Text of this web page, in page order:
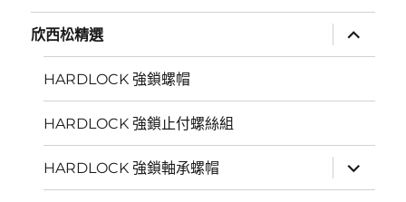
欣西松精選
開
子
HARDLOCK 強鎖螺帽
HARDLOCK 強鎖止付螺絲組
HARDLOCK 強鎖軸承螺帽
開
子